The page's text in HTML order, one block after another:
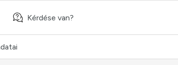
Kérdése van?